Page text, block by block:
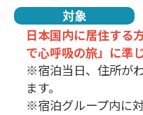
対象
日本国内に居住する
で心呼吸の旅」に準
※宿泊当日、住所が
ます。
※宿泊グループ内に